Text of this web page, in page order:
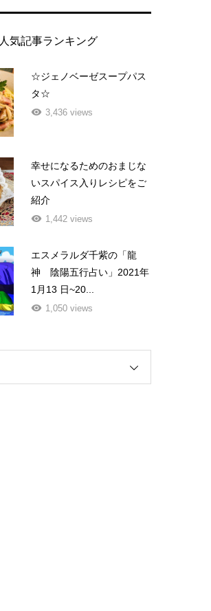
人気記事ランキング
☆ジェノベーゼスープパス
タ☆
3,436 views
幸せになるためのおまじな
いスパイス入りレシピをご
紹介
1,442 views
エスメラルダ千紫の「龍
神 陰陽五行占い」2021年
1月13 日~20...
1,050 views